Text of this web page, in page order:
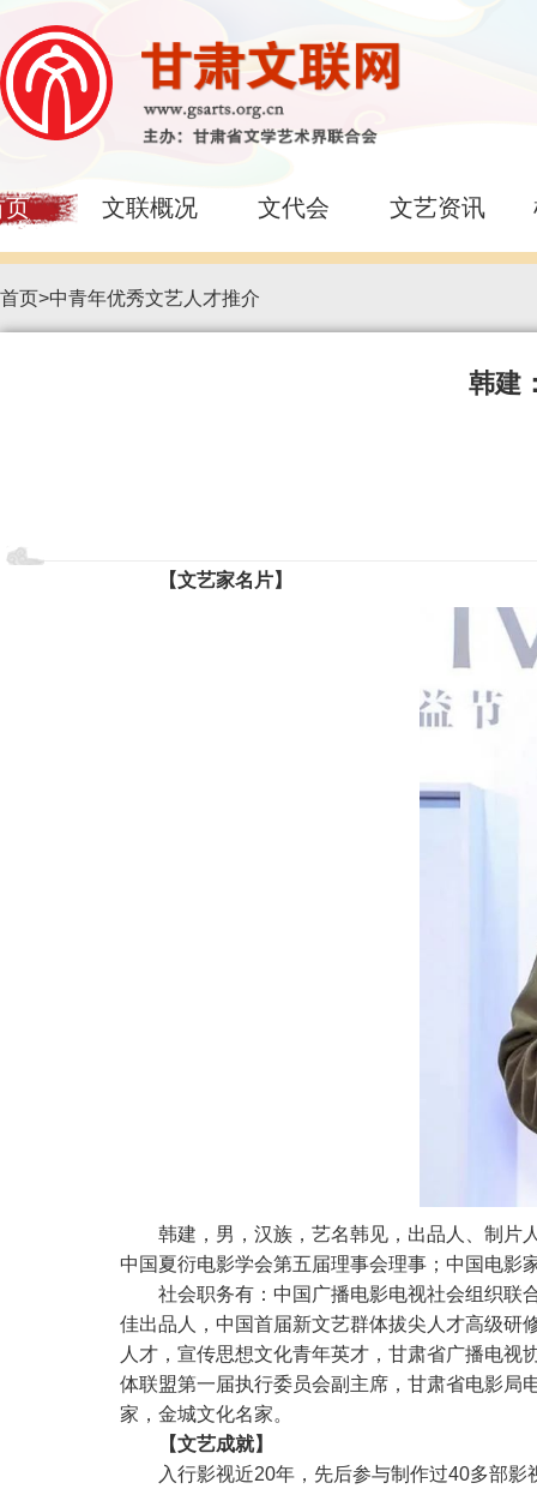
页 文联概况 文代会 文艺资讯
首页>中青年优秀文艺人才推介
韩建
【文艺家名片】
韩建，男，汉族，艺名韩见，出品人、制片
中国夏衍电影学会第五届理事会理事；中国电影
社会职务有：中国广播电影电视社会组织联
佳出品人，中国首届新文艺群体拔尖人才高级研
人才，宣传思想文化青年英才，甘肃省广播电
体联盟第一届执行委员会副主席，甘肃省电影局
家，金城文化名家。
【文艺成就】
入行影视近20年，先后参与制作过40多部